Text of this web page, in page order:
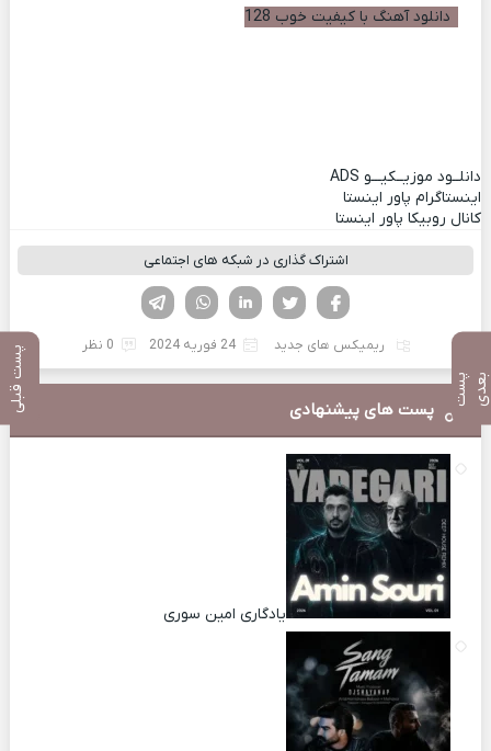
پ
س
ت
ب
ع
د ی پست قبلی
دانلود آهنگ با کیفیت خوب 128
دانلــود موزیــکیـــو ADS
اینستاگرام پاور اینستا
کانال روبیکا پاور اینستا
اشتراک گذاری در شبکه های اجتماعی
لینکدین تویتر
فیسوک
ریمیکس های جدید 24 فوریه 2024 0 نظر
پست های پیشنهادی
یادگاری امین سوری